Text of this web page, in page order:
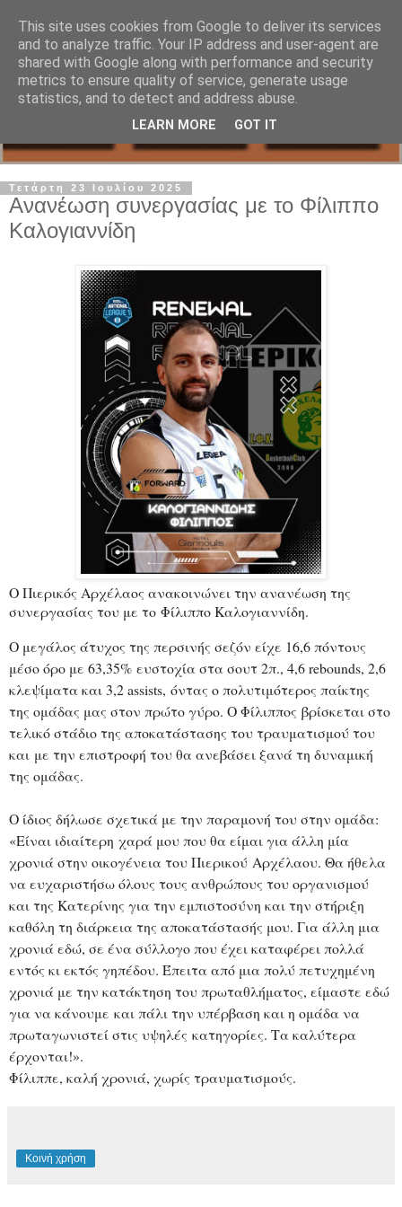
Τετάρτη 23 Ιουλίου 2025
Ανανέωση συνεργασίας με το Φίλιππο
Καλογιαννίδη
Ο Πιερικός Αρχέλαος ανακοινώνει την ανανέωση της
συνεργασίας του με το Φίλιππο Καλογιαννίδη.
Ο μεγάλος άτυχος της περσινής σεζόν είχε 16,6 πόντους
μέσο όρο με 63,35% ευστοχία στα σουτ 2π., 4,6 rebounds, 2,6
κλεψίματα και 3,2 assists, όντας ο πολυτιμότερος παίκτης
της ομάδας μας στον πρώτο γύρο. Ο Φίλιππος βρίσκεται στο
τελικό στάδιο της αποκατάστασης του τραυματισμού του
και με την επιστροφή του θα ανεβάσει ξανά τη δυναμική
της ομάδας.
Ο ίδιος δήλωσε σχετικά με την παραμονή του στην ομάδα:
«Είναι ιδιαίτερη χαρά μου που θα είμαι για άλλη μία
χρονιά στην οικογένεια του Πιερικού Αρχέλαου. Θα ήθελα
να ευχαριστήσω όλους τους ανθρώπους του οργανισμού
και της Κατερίνης για την εμπιστοσύνη και την στήριξη
καθόλη τη διάρκεια της αποκατάστασής μου. Για άλλη μια
χρονιά εδώ, σε ένα σύλλογο που έχει καταφέρει πολλά
εντός κι εκτός γηπέδου. Έπειτα από μια πολύ πετυχημένη
χρονιά με την κατάκτηση του πρωταθλήματος, είμαστε εδώ
για να κάνουμε και πάλι την υπέρβαση και η ομάδα να
πρωταγωνιστεί στις υψηλές κατηγορίες. Τα καλύτερα
έρχονται!».
Φίλιππε, καλή χρονιά, χωρίς τραυματισμούς.
Κοινή χρήση
This site uses cookies from Google to deliver its services
and to analyze traffic. Your IP address and user-agent are
shared with Google along with performance and security
metrics to ensure quality of service, generate usage
statistics, and to detect and address abuse.
LEARN MORE GOT IT